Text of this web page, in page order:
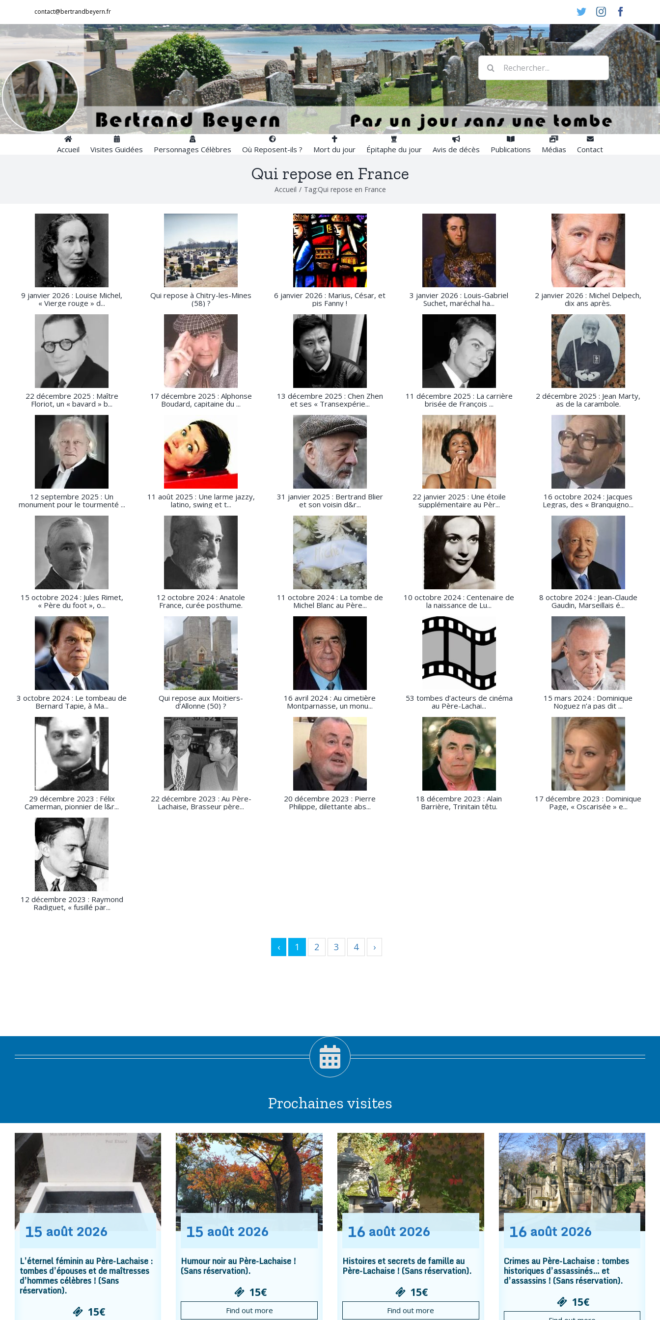
contenu
contact@bertrandbeyern.fr TwitterInstagram
Rechercher:
Accueil Visites Guidées Personnages Célèbres Où Reposent-ils ? Mort du jour Épitaphe du jour Avis de décès Publications Médias Contact
Qui repose en France
Accueil / Tag:Qui repose en France
9 janvier 2026 : Louise Michel,
« Vierge rouge » d...
Qui repose à Chitry-les-Mines
(58) ?
6 janvier 2026 : Marius, César, et
pis Fanny !
3 janvier 2026 : Louis-Gabriel
Suchet, maréchal ha...
2 janvier 2026 : Michel Delpech,
dix ans après.
22 décembre 2025 : Maître
Floriot, un « bavard » b...
17 décembre 2025 : Alphonse
Boudard, capitaine du ...
13 décembre 2025 : Chen Zhen
et ses « Transexpérie...
11 décembre 2025 : La carrière
brisée de François ...
2 décembre 2025 : Jean Marty,
as de la carambole.
12 septembre 2025 : Un
monument pour le tourmenté ...
11 août 2025 : Une larme jazzy,
latino, swing et t...
31 janvier 2025 : Bertrand Blier
et son voisin d&r...
22 janvier 2025 : Une étoile
supplémentaire au Pèr...
16 octobre 2024 : Jacques
Legras, des « Branquigno...
15 octobre 2024 : Jules Rimet,
« Père du foot », o...
12 octobre 2024 : Anatole
France, curée posthume.
11 octobre 2024 : La tombe de
Michel Blanc au Père...
10 octobre 2024 : Centenaire de
la naissance de Lu...
8 octobre 2024 : Jean-Claude
Gaudin, Marseillais é...
3 octobre 2024 : Le tombeau de
Bernard Tapie, à Ma...
Qui repose aux Moitiers-
d’Allonne (50) ?
16 avril 2024 : Au cimetière
Montparnasse, un monu...
53 tombes d’acteurs de cinéma
au Père-Lachai...
15 mars 2024 : Dominique
Noguez n’a pas dit ...
29 décembre 2023 : Félix
Camerman, pionnier de l&r...
22 décembre 2023 : Au Père-
Lachaise, Brasseur père...
20 décembre 2023 : Pierre
Philippe, dilettante abs...
18 décembre 2023 : Alain
Barrière, Trinitain têtu.
17 décembre 2023 : Dominique
Page, « Oscarisée » e...
12 décembre 2023 : Raymond
Radiguet, « fusillé par...
‹ 1 2 3 4 ›
Prochaines visites
15 août 2026
L’éternel féminin au Père-Lachaise :
tombes d’épouses et de maîtresses
d’hommes célèbres ! (Sans
réservation).
15€
15 août 2026
Humour noir au Père-Lachaise !
(Sans réservation).
15€
Find out more
16 août 2026
Histoires et secrets de famille au
Père-Lachaise ! (Sans réservation).
15€
Find out more
16 août 2026
Crimes au Père-Lachaise : tombes
historiques d’assassinés… et
d’assassins ! (Sans réservation).
15€